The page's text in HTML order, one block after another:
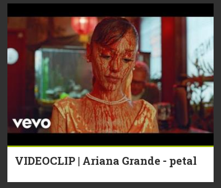
VIDEOCLIP | Ariana Grande - petal